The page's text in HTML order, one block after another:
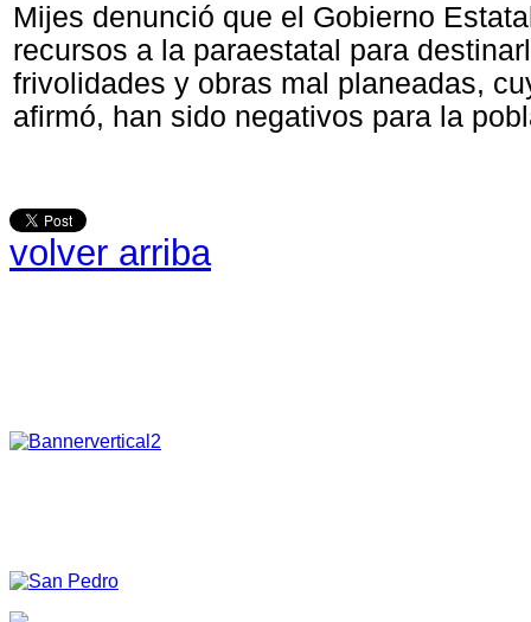
Mijes denunció que el Gobierno
recursos a la paraestatal para
frivolidades y obras mal planeadas,
afirmó, han sido negativos para la
volver arriba